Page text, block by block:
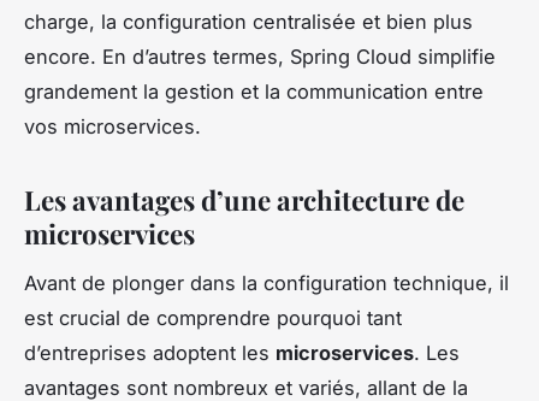
charge, la configuration centralisée et bien plus
encore. En d’autres termes, Spring Cloud simplifie
grandement la gestion et la communication entre
vos microservices.
Les avantages d’une architecture de
microservices
Avant de plonger dans la configuration technique, il
est crucial de comprendre pourquoi tant
d’entreprises adoptent les microservices. Les
avantages sont nombreux et variés, allant de la